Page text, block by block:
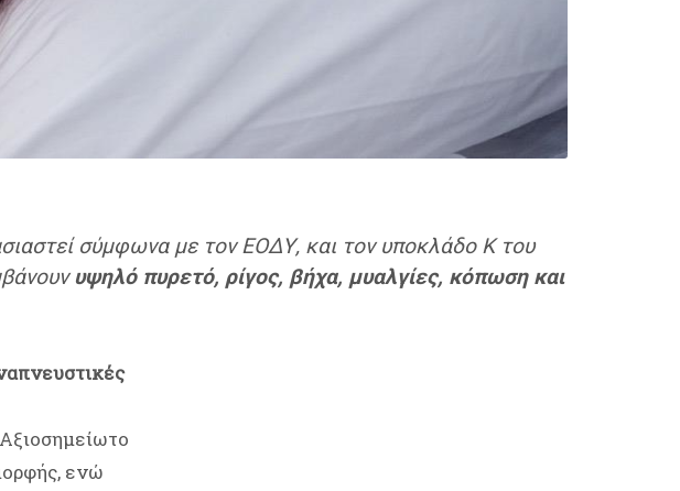
σύμφωνα με τον ΕΟΔΥ, και τον υποκλάδο K του
υψηλό πυρετό, ρίγος, βήχα, μυαλγίες, κόπωση και
ενώ